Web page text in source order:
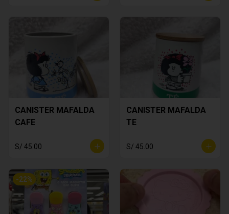
CANISTER MAFALDA
CAFE
S/ 45.00
CANISTER MAFALDA
TE
S/ 45.00
-22%